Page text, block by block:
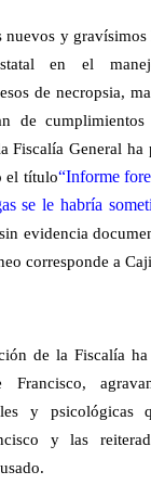
nuevos y
en el
de necropsia,
de
Fiscalía General
el título“Informe
se le habría
evidencia
corresponde a
de la Fiscalía
y psicológicas
y las